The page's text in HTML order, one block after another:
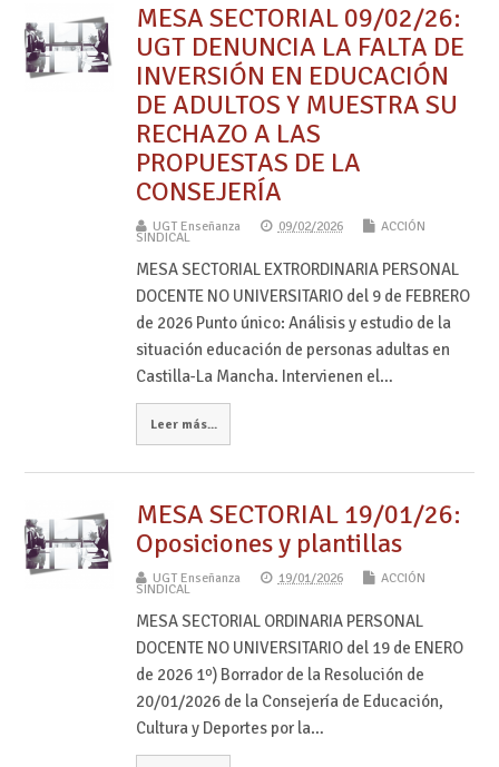
MESA SECTORIAL 09/02/26:
UGT DENUNCIA LA FALTA DE
INVERSIÓN EN EDUCACIÓN
DE ADULTOS Y MUESTRA SU
RECHAZO A LAS
PROPUESTAS DE LA
CONSEJERÍA
UGT Enseñanza 09/02/2026 ACCIÓN
SINDICAL
MESA SECTORIAL EXTRORDINARIA PERSONAL
DOCENTE NO UNIVERSITARIO del 9 de FEBRERO
de 2026 Punto único: Análisis y estudio de la
situación educación de personas adultas en
Castilla-La Mancha. Intervienen el…
Leer más...
MESA SECTORIAL 19/01/26:
Oposiciones y plantillas
UGT Enseñanza 19/01/2026 ACCIÓN
SINDICAL
MESA SECTORIAL ORDINARIA PERSONAL
DOCENTE NO UNIVERSITARIO del 19 de ENERO
de 2026 1º) Borrador de la Resolución de
20/01/2026 de la Consejería de Educación,
Cultura y Deportes por la…